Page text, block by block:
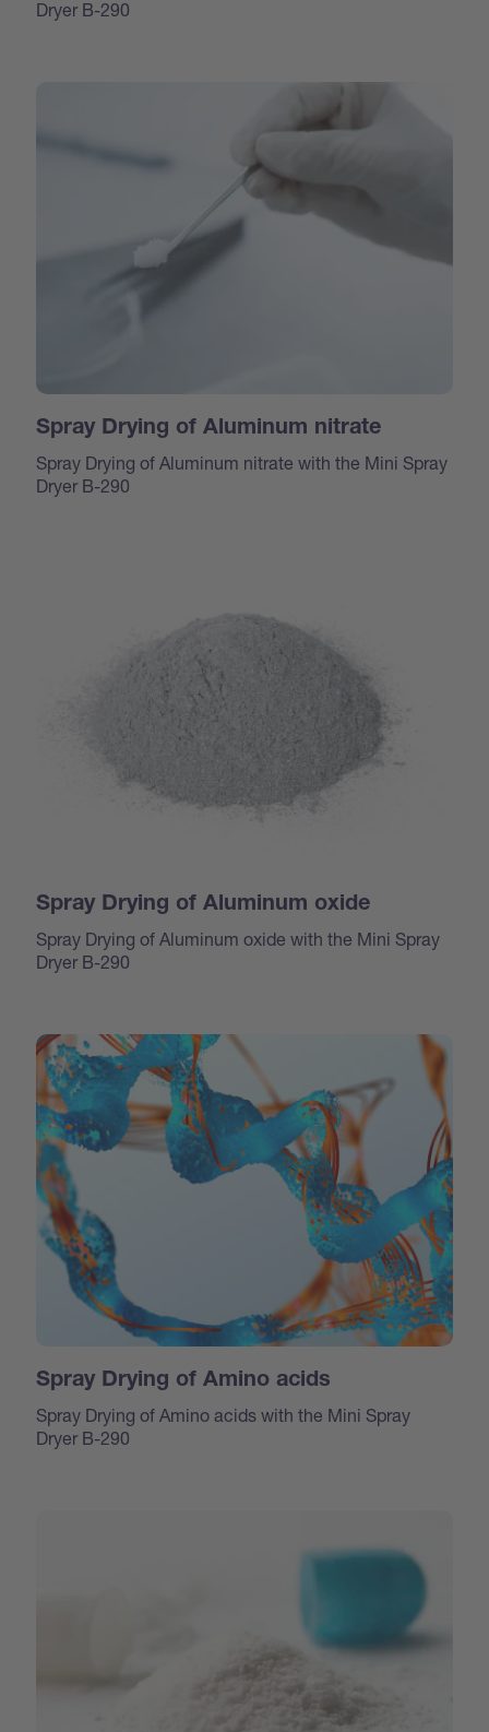
Dryer B-290
Spray Drying of Aluminum nitrate
Spray Drying of Aluminum nitrate with the Mini Spray
Dryer B-290
Spray Drying of Aluminum oxide
Spray Drying of Aluminum oxide with the Mini Spray
Dryer B-290
Spray Drying of Amino acids
Spray Drying of Amino acids with the Mini Spray
Dryer B-290